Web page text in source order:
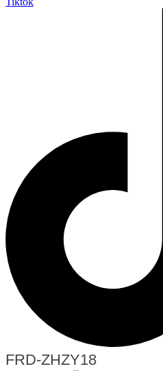
FRD-ZHZY18